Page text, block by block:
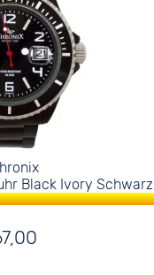
Black Ivory Schwarz